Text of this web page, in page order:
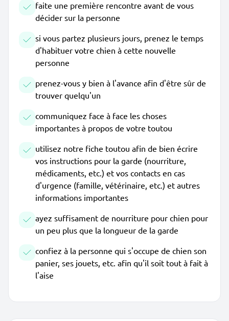
faite une première rencontre avant de vous
décider sur la personne
si vous partez plusieurs jours, prenez le temps
d'habituer votre chien à cette nouvelle
personne
prenez-vous y bien à l'avance afin d'être sûr de
trouver quelqu'un
communiquez face à face les choses
importantes à propos de votre toutou
utilisez notre fiche toutou afin de bien écrire
vos instructions pour la garde (nourriture,
médicaments, etc.) et vos contacts en cas
d'urgence (famille, vétérinaire, etc.) et autres
informations importantes
ayez suffisament de nourriture pour chien pour
un peu plus que la longueur de la garde
confiez à la personne qui s'occupe de chien son
panier, ses jouets, etc. afin qu'il soit tout à fait à
l'aise